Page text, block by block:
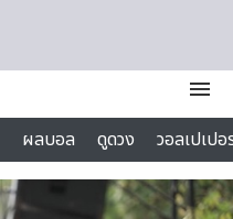
menu
ผลบอล ดูดวง
วอลเปเป